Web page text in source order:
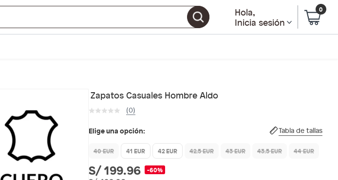
e
r
Hola,
Inicia sesión
0
Zapatos Casuales Hombre Aldo
(0)
Elige una opción: Tabla de tallas
40 EUR 41 EUR 42 EUR 42.5 EUR 43 EUR 43.5 EUR 44 EUR
S/ 199.96 -60%